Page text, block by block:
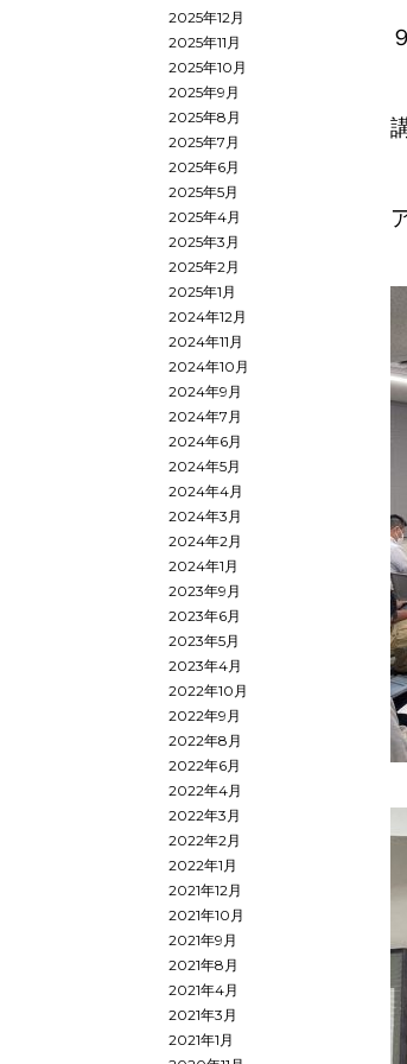
2025年12月
2025年11月
2025年10月
2025年9月
2025年8月
2025年7月
2025年6月
2025年5月
2025年4月
2025年3月
2025年2月
2025年1月
2024年12月
2024年11月
2024年10月
2024年9月
2024年7月
2024年6月
2024年5月
2024年4月
2024年3月
2024年2月
2024年1月
2023年9月
2023年6月
2023年5月
2023年4月
2022年10月
2022年9月
2022年8月
2022年6月
2022年4月
2022年3月
2022年2月
2022年1月
2021年12月
2021年10月
2021年9月
2021年8月
2021年4月
2021年3月
2021年1月